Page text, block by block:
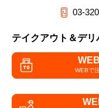
03-
テイクアウト＆デリ
WEBで